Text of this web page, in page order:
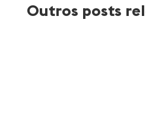
Outros posts